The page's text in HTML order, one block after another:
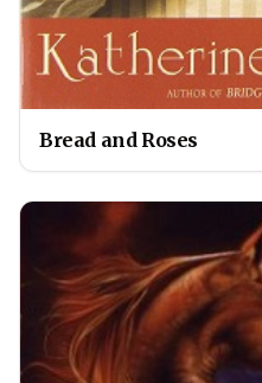
Bread and Roses